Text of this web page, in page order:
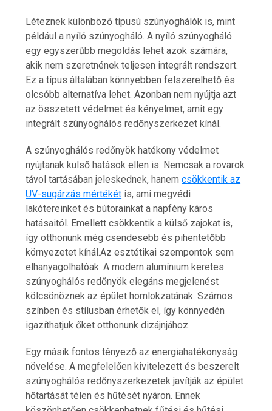
Léteznek különböző típusú szúnyoghálók is, mint
például a nyíló szúnyogháló. A nyíló szúnyogháló
egy egyszerűbb megoldás lehet azok számára,
akik nem szeretnének teljesen integrált rendszert.
Ez a típus általában könnyebben felszerelhető és
olcsóbb alternatíva lehet. Azonban nem nyújtja azt
az összetett védelmet és kényelmet, amit egy
integrált szúnyoghálós redőnyszerkezet kínál.
A szúnyoghálós redőnyök hatékony védelmet
nyújtanak külső hatások ellen is. Nemcsak a rovarok
távol tartásában jeleskednek, hanemcsökkentik az
UV-sugárzás mértékét is, ami megvédi
lakótereinket és bútorainkat a napfény káros
hatásaitól. Emellett csökkentik a külső zajokat is,
így otthonunk még csendesebb és pihentetőbb
környezetet kínál.Az esztétikai szempontok sem
elhanyagolhatóak. A modern alumínium keretes
szúnyoghálós redőnyök elegáns megjelenést
kölcsönöznek az épület homlokzatának. Számos
színben és stílusban érhetők el, így könnyedén
igazíthatjuk őket otthonunk dizájnjához.
Egy másik fontos tényező az energiahatékonyság
növelése. A megfelelően kivitelezett és beszerelt
szúnyoghálós redőnyszerkezetek javítják az épület
hőtartását télen és hűtését nyáron. Ennek